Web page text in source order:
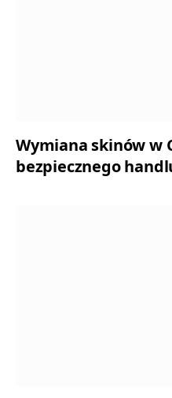
Wymiana skinów w
bezpiecznego